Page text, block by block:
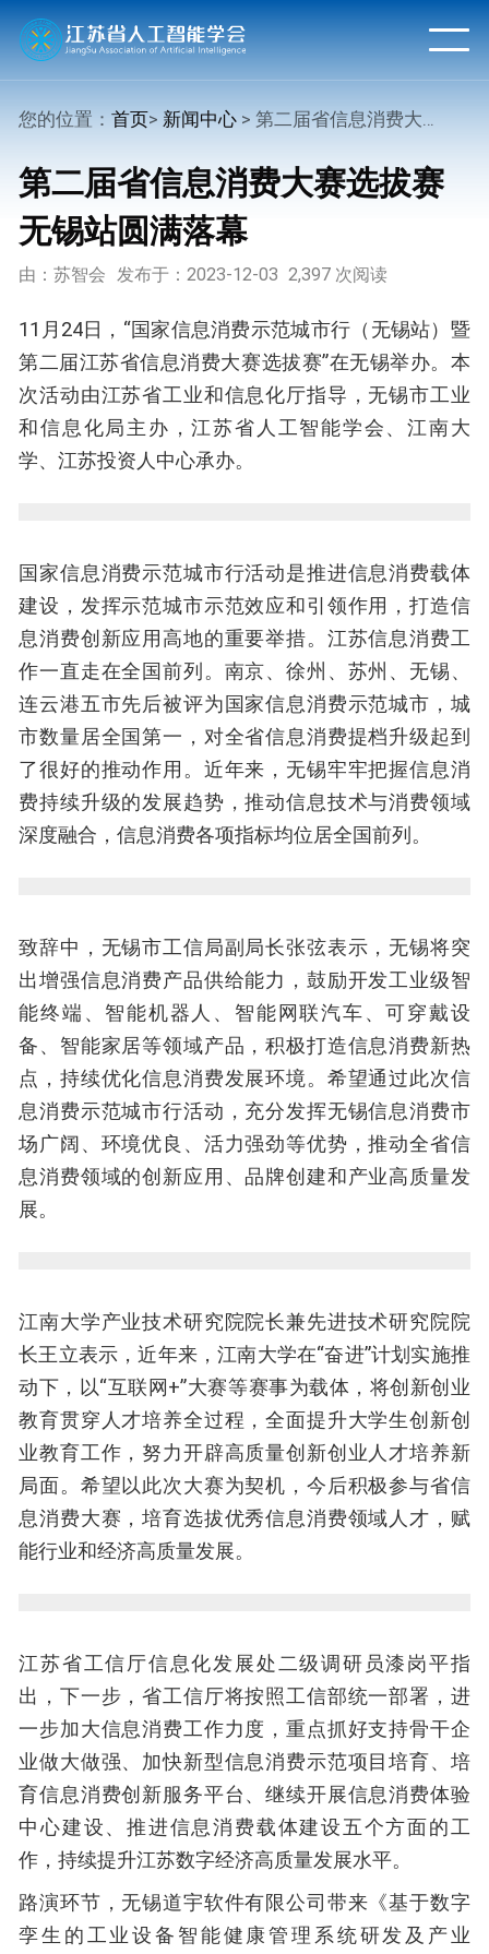
您的位置：首页> 新闻中心 > 第二届省信息消费大赛选拔赛无锡站圆满落幕
第二届省信息消费大赛选拔赛
无锡站圆满落幕
由：苏智会 发布于：2023-12-03 2,397 次阅读
11月24日，“国家信息消费示范城市行（无锡站）暨
第二届江苏省信息消费大赛选拔赛”在无锡举办。本
次活动由江苏省工业和信息化厅指导，无锡市工业
和信息化局主办，江苏省人工智能学会、江南大
学、江苏投资人中心承办。
国家信息消费示范城市行活动是推进信息消费载体
建设，发挥示范城市示范效应和引领作用，打造信
息消费创新应用高地的重要举措。江苏信息消费工
作一直走在全国前列。南京、徐州、苏州、无锡、
连云港五市先后被评为国家信息消费示范城市，城
市数量居全国第一，对全省信息消费提档升级起到
了很好的推动作用。近年来，无锡牢牢把握信息消
费持续升级的发展趋势，推动信息技术与消费领域
深度融合，信息消费各项指标均位居全国前列。
致辞中，无锡市工信局副局长张弦表示，无锡将突
出增强信息消费产品供给能力，鼓励开发工业级智
能终端、智能机器人、智能网联汽车、可穿戴设
备、智能家居等领域产品，积极打造信息消费新热
点，持续优化信息消费发展环境。希望通过此次信
息消费示范城市行活动，充分发挥无锡信息消费市
场广阔、环境优良、活力强劲等优势，推动全省信
息消费领域的创新应用、品牌创建和产业高质量发
展。
江南大学产业技术研究院院长兼先进技术研究院院
长王立表示，近年来，江南大学在“奋进”计划实施推
动下，以“互联网+”大赛等赛事为载体，将创新创业
教育贯穿人才培养全过程，全面提升大学生创新创
业教育工作，努力开辟高质量创新创业人才培养新
局面。希望以此次大赛为契机，今后积极参与省信
息消费大赛，培育选拔优秀信息消费领域人才，赋
能行业和经济高质量发展。
江苏省工信厅信息化发展处二级调研员漆岗平指
出，下一步，省工信厅将按照工信部统一部署，进
一步加大信息消费工作力度，重点抓好支持骨干企
业做大做强、加快新型信息消费示范项目培育、培
育信息消费创新服务平台、继续开展信息消费体验
中心建设、推进信息消费载体建设五个方面的工
作，持续提升江苏数字经济高质量发展水平。
路演环节，无锡道宇软件有限公司带来《基于数字
孪生的工业设备智能健康管理系统研发及产业